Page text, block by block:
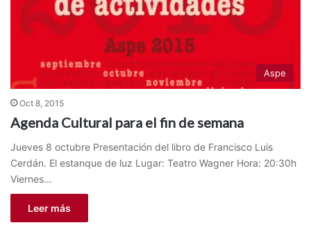
Aspe
Oct 8, 2015
Agenda Cultural para el fin de semana
Jueves 8 octubre Presentación del libro de Francisco Luis
Cerdán. El estanque de luz Lugar: Teatro Wagner Hora: 20:30h
Viernes…
Leer más